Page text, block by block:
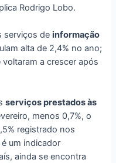
Rodrigo Lobo.
serviços deinformação
alta de 2,4% no ano;
voltaram a crescer após
serviços prestados às
menos 0,7%, o
registrado nos
um indicador
ainda se encontra